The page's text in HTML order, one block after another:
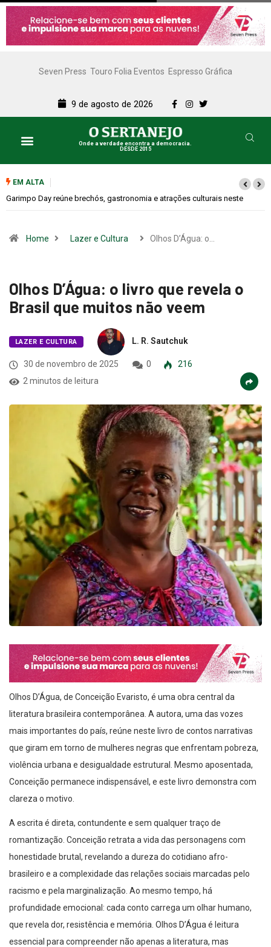
Seven Press Touro Folia Eventos Espresso Gráfica
9 de agosto de 2026
Onde a verdade encontra a democracia.
DESDE 2015
EM ALTA
Bugonia transforma paranoia e conspiração em um suspense imprevisível
Home Lazer e Cultura Olhos D’Água: o…
Olhos D’Água: o livro que revela o
Brasil que muitos não veem
LAZER E CULTURA L. R. Sautchuk
30 de novembro de 2025 0
216
2 minutos de leitura
Olhos D’Água, de Conceição Evaristo, é uma obra central da
literatura brasileira contemporânea. A autora, uma das vozes
mais importantes do país, reúne neste livro de contos narrativas
que giram em torno de mulheres negras que enfrentam pobreza,
violência urbana e desigualdade estrutural. Mesmo aposentada,
Conceição permanece indispensável, e este livro demonstra com
clareza o motivo.
A escrita é direta, contundente e sem qualquer traço de
romantização. Conceição retrata a vida das personagens com
honestidade brutal, revelando a dureza do cotidiano afro-
brasileiro e a complexidade das relações sociais marcadas pelo
racismo e pela marginalização. Ao mesmo tempo, há
profundidade emocional: cada conto carrega um olhar humano,
que revela dor, resistência e memória. Olhos D’Água é leitura
essencial para compreender não apenas a literatura, mas